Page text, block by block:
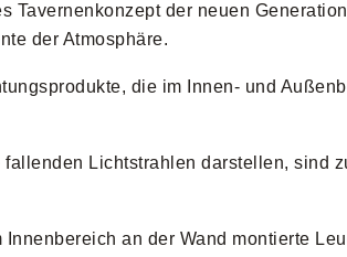
Tavernenkonzept der neuen
der Atmosphäre.
die im Innen- und
Lichtstrahlen darstellen, sind
an der Wand montierte